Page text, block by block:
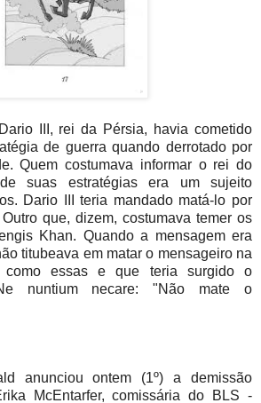
III, rei da Pérsia, havia cometido
de guerra quando derrotado por
Quem costumava informar o rei do
suas estratégias era um sujeito
Dario III teria mandado matá-lo por
que, dizem, costumava temer os
Khan. Quando a mensagem era
titubeava em matar o mensageiro na
como essas e que teria surgido o
nuntium necare: "Não mate o
anunciou ontem (1º) a demissão
McEntarfer, comissária do BLS -